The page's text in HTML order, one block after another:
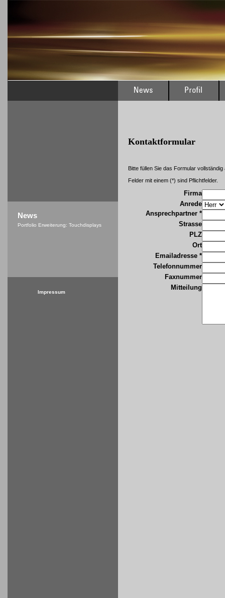
Kontaktformular
Bitte füllen Sie das Formular vollständig
Felder mit einem (*) sind Pflichtfelder.
Firma
Anrede
Ansprechpartner *
Strasse
PLZ
Ort
Emailadresse *
Telefonnummer
Faxnummer
Mitteilung
News
Portfolio Erweiterung: Touchdisplays
Impressum